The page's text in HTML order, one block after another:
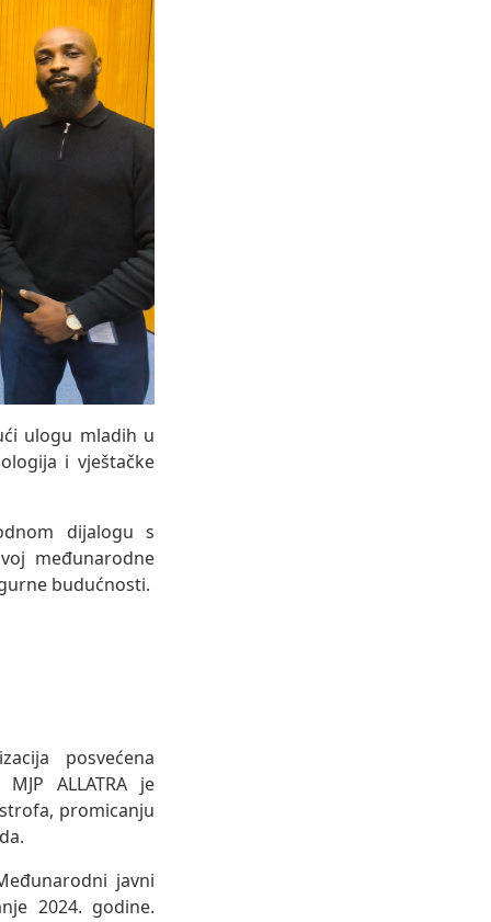
ulogu mladih u
i vještačke
dijalogu s
međunarodne
budućnosti.
posvećena
ALLATRA je
promicanju
javni
2024. godine.